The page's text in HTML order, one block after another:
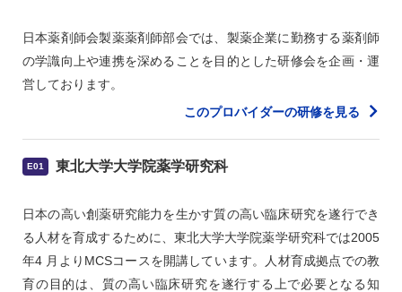
日本薬剤師会製薬薬剤師部会では、製薬企業に勤務する薬剤師
の学識向上や連携を深めることを目的とした研修会を企画・運
営しております。
このプロバイダーの研修を見る
E01 東北大学大学院薬学研究科
日本の高い創薬研究能力を生かす質の高い臨床研究を遂行でき
る人材を育成するために、東北大学大学院薬学研究科では2005
年4 月よりMCSコースを開講しています。人材育成拠点での教
育の目的は、質の高い臨床研究を遂行する上で必要となる知